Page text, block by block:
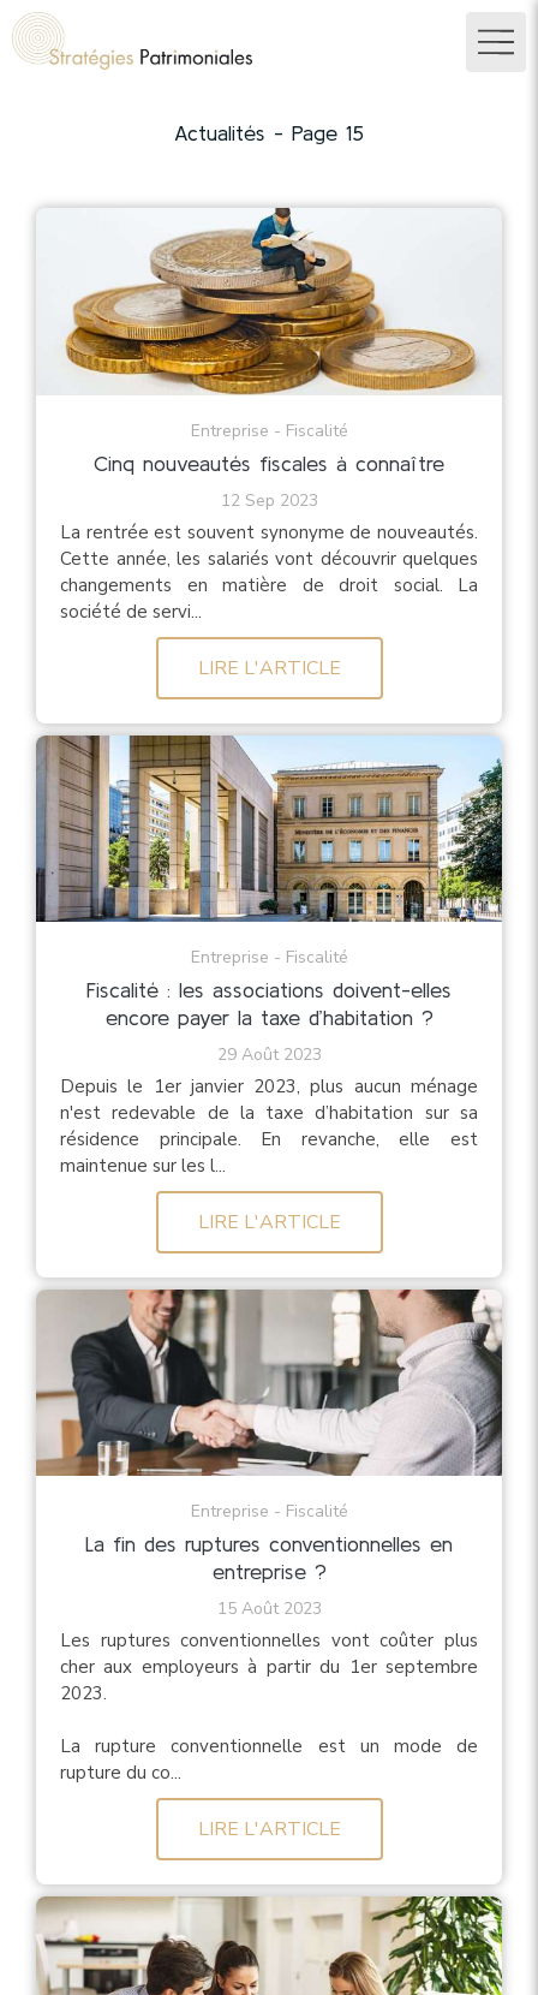
Actualités - Page 15
Entreprise - Fiscalité
Cinq nouveautés fiscales à connaître
12 Sep 2023
La rentrée est souvent synonyme de nouveautés.
Cette année, les salariés vont découvrir quelques
changements en matière de droit social. La
société de servi...
LIRE L'ARTICLE
Entreprise - Fiscalité
Fiscalité : les associations doivent-elles
encore payer la taxe d’habitation ?
29 Août 2023
Depuis le 1er janvier 2023, plus aucun ménage
n'est redevable de la taxe d’habitation sur sa
résidence principale. En revanche, elle est
maintenue sur les l...
LIRE L'ARTICLE
Entreprise - Fiscalité
La fin des ruptures conventionnelles en
entreprise ?
15 Août 2023
Les ruptures conventionnelles vont coûter plus
cher aux employeurs à partir du 1er septembre
2023.
La rupture conventionnelle est un mode de
rupture du co...
LIRE L'ARTICLE